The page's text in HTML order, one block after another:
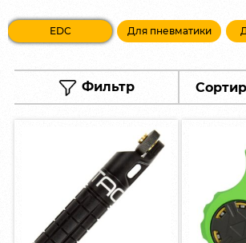
EDC Для пневматики
Фильтр